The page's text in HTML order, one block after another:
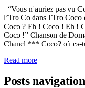
“Vous n’auriez pas vu
l’Tro Co dans l’Tro Coco
Coco ? Eh ! Coco ! Eh !
Coco !” Chanson de
Chanel *** Coco? où
Read more
Posts navigation